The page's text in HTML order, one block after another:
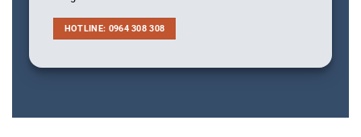
HOTLINE: 0964 308 308